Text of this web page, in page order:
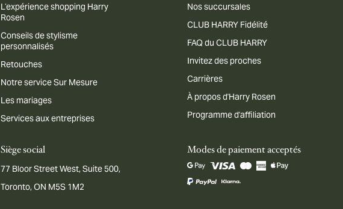
L’expérience shopping Harry
Rosen
Conseils de stylisme
personnalisés
Retouches
Notre service Sur Mesure
Les mariages
Services aux entreprises
Nos succursales
CLUB HARRY Fidélité
FAQ du CLUB HARRY
Invitez des proches
Carrières
À propos d'Harry Rosen
Programme d'affiliation
Siège social
77 Bloor Street West, Suite 500,
Toronto, ON M5S 1M2
Modes de paiement acceptés